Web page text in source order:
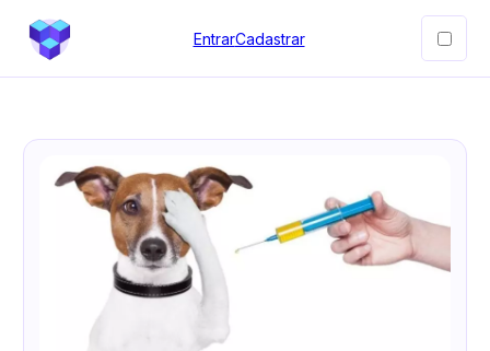
EntrarCadastrar